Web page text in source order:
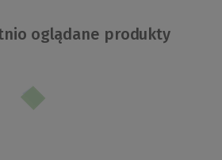
oglądane produkty